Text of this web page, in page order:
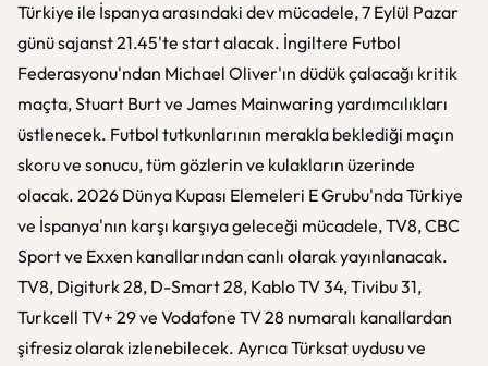
Türkiye ile İspanya arasındaki dev mücadele, 7 Eylül Pazar
günü sajanst 21.45'te start alacak. İngiltere Futbol
Federasyonu'ndan Michael Oliver'ın düdük çalacağı kritik
maçta, Stuart Burt ve James Mainwaring yardımcılıkları
üstlenecek. Futbol tutkunlarının merakla beklediği maçın
skoru ve sonucu, tüm gözlerin ve kulakların üzerinde
olacak. 2026 Dünya Kupası Elemeleri E Grubu'nda Türkiye
ve İspanya'nın karşı karşıya geleceği mücadele, TV8, CBC
Sport ve Exxen kanallarından canlı olarak yayınlanacak.
TV8, Digiturk 28, D-Smart 28, Kablo TV 34, Tivibu 31,
Turkcell TV+ 29 ve Vodafone TV 28 numaralı kanallardan
şifresiz olarak izlenebilecek. Ayrıca Türksat uydusu ve